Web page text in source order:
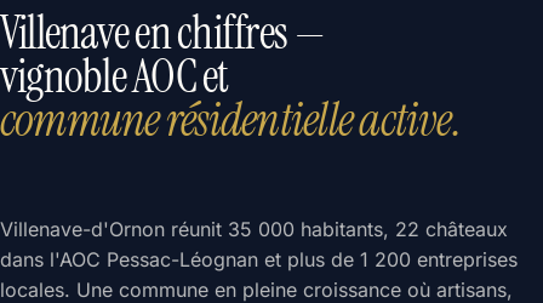
Villenave en chiffres —
vignoble AOC et
commune résidentielle active.
Villenave-d'Ornon réunit 35 000 habitants, 22 châteaux
dans l'AOC Pessac-Léognan et plus de 1 200 entreprises
locales. Une commune en pleine croissance où artisans,